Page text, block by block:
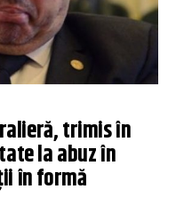
trimis în
la abuz în
în formă